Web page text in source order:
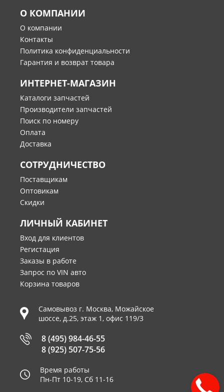
О КОМПАНИИ
О компании
Контакты
Политика конфиденциальности
Гарантия и возврат товара
ИНТЕРНЕТ-МАГАЗИН
Каталоги запчастей
Производители запчастей
Поиск по номеру
Оплата
Доставка
СОТРУДНИЧЕСТВО
Поставщикам
Оптовикам
Скидки
ЛИЧНЫЙ КАБИНЕТ
Вход для клиентов
Регистация
Заказы в работе
Запрос по VIN авто
Корзина товаров
Самовывоз г. Москва, Можайское
шоссе, д.25, этаж 1, офис 119/3
8 (495) 984-46-55
8 (925) 507-75-56
Время работы
Пн-Пт 10-19, Сб 11-16